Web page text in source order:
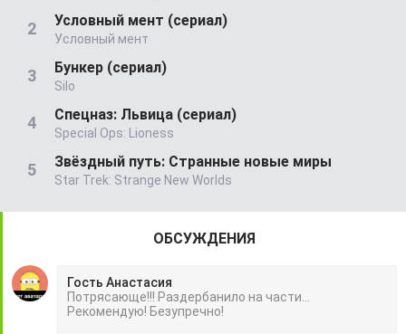
Условный мент (сериал)
Условный мент
Бункер (сериал)
Silo
Спецназ: Львица (сериал)
Special Ops: Lioness
Звёздный путь: Странные новые миры
Star Trek: Strange New Worlds
ОБСУЖДЕНИЯ
Гость Анастасия
Потрясающе!!! Раздербанило на части...
Рекомендую! Безупречно!